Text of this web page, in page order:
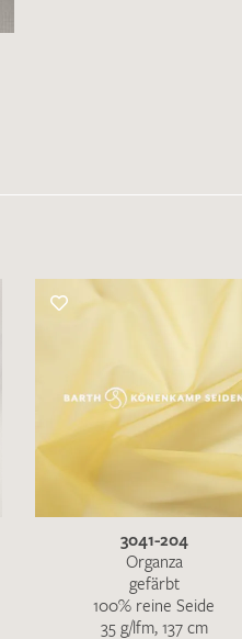
3041-204
Organza
gefärbt
100% reine Seide
35 g/lfm, 137 cm